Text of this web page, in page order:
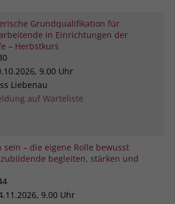
Grundqualifikation für
in Einrichtungen der
– Herbstkurs
9.00 Uhr
Liebenau
auf Warteliste
– die eigene Rolle bewusst
begleiten, stärken und
9.00 Uhr